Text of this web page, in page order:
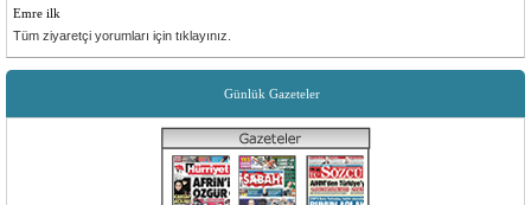
Emre ilk
teşekkürler
Öncelikle sitemiz tüm köyümüz için hayırlı ugurlu olsun. Yenilikler için, emeği geçen
Tüm ziyaretçi yorumları için tıklayınız.
Günlük Gazeteler